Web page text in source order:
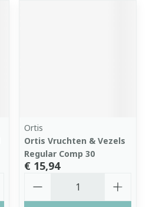
Ortis
Ortis Vruchten & Vezels
Regular Comp 30
€ 15,94